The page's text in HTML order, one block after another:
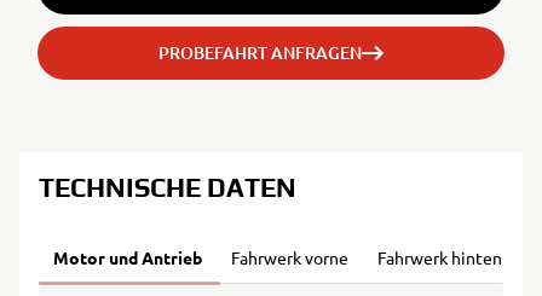
PROBEFAHRT ANFRAGEN
TECHNISCHE DATEN
Motor und Antrieb Fahrwerk vorne Fahrwerk hinten